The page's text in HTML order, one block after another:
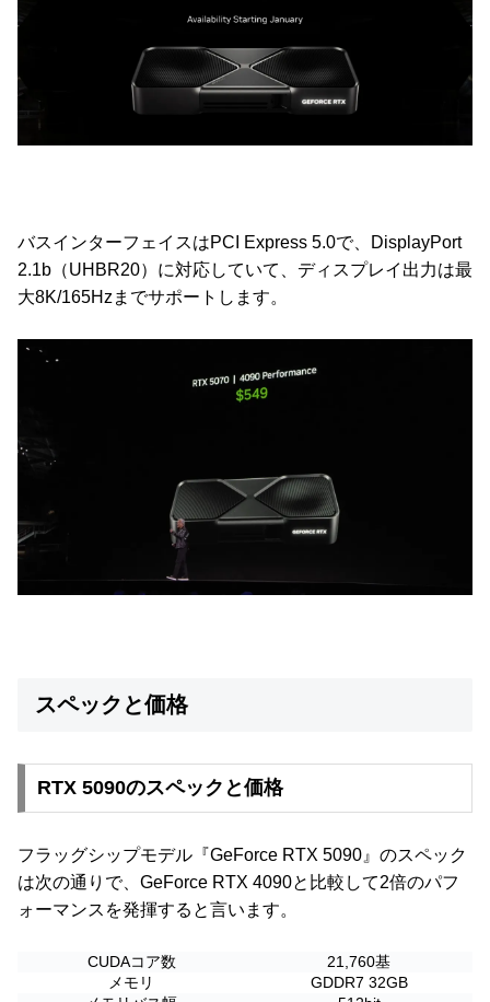
バスインターフェイスはPCI Express 5.0で、DisplayPort
2.1b（UHBR20）に対応していて、ディスプレイ出力は最
大8K/165Hzまでサポートします。
スペックと価格
RTX 5090のスペックと価格
フラッグシップモデル『GeForce RTX 5090』のスペック
は次の通りで、GeForce RTX 4090と比較して2倍のパフ
ォーマンスを発揮すると言います。
CUDAコア数
21,760基
メモリ
GDDR7 32GB